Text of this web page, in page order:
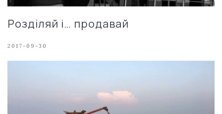
Розділяй і… продавай
2017-09-30